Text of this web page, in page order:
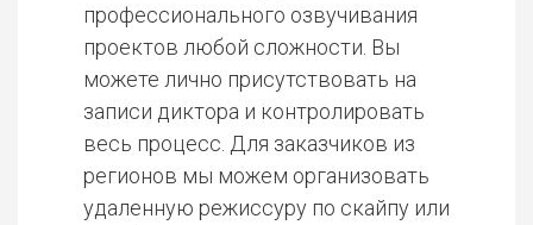
профессионального озвучивания
проектов любой сложности. Вы
можете лично присутствовать на
записи диктора и контролировать
весь процесс. Для заказчиков из
регионов мы можем организовать
удаленную режиссуру по скайпу или